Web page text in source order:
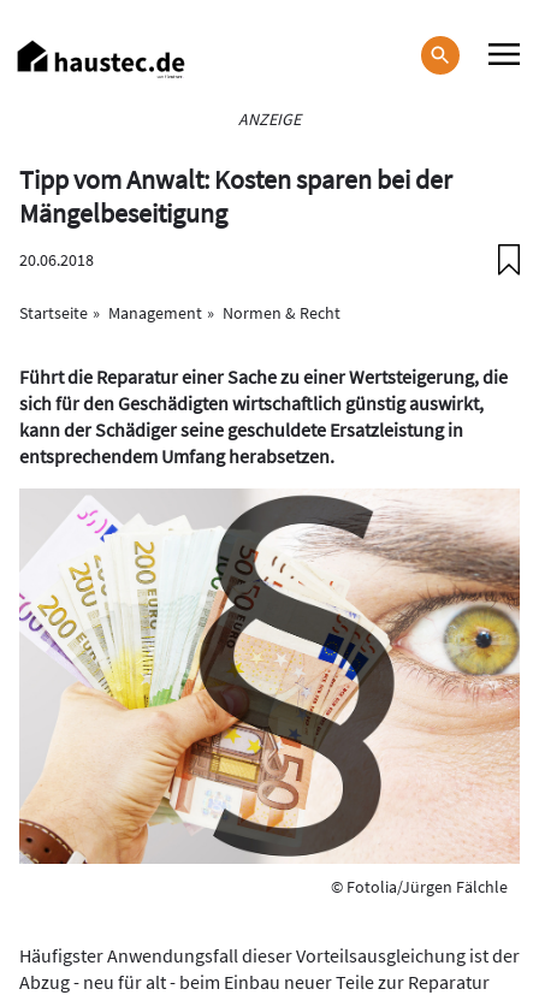
zum
Inhalt
ANZEIGE
Tipp vom Anwalt: Kosten sparen bei der
Mängelbeseitigung
20.06.2018
Startseite Management Normen & Recht
Führt die Reparatur einer Sache zu einer Wertsteigerung, die
sich für den Geschädigten wirtschaftlich günstig auswirkt,
kann der Schädiger seine geschuldete Ersatzleistung in
entsprechendem Umfang herabsetzen.
© Fotolia/Jürgen Fälchle
Häufigster Anwendungsfall dieser Vorteilsausgleichung ist der
Abzug - neu für alt - beim Einbau neuer Teile zur Reparatur